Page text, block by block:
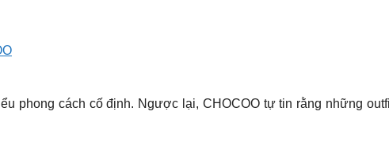
phong cách cố định. Ngược lại, CHOCOO tự tin rằng những